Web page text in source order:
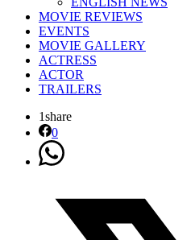
MOVIE REVIEWS
EVENTS
MOVIE GALLERY
ACTRESS
ACTOR
TRAILERS
1share
0